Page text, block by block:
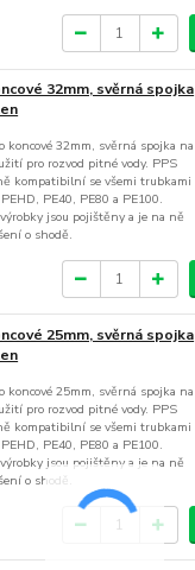
32mm, svěrná spojka
koncové 32mm, svěrná spojka na
pro rozvod pitné vody. PPS
kompatibilní se všemi trubkami
PE40, PE80 a PE100.
jsou pojištěny a je na ně
o shodě.
25mm, svěrná spojka
koncové 25mm, svěrná spojka na
pro rozvod pitné vody. PPS
kompatibilní se všemi trubkami
PE40, PE80 a PE100.
jsou pojištěny a je na ně
o shodě.